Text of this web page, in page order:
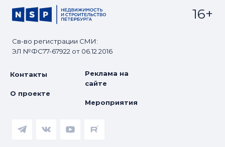
Св-во регистрации СМИ:
ЭЛ №ФС77-67922 от 06.12.2016
16+
Контакты
О проекте
Реклама на
сайте
Мероприятия